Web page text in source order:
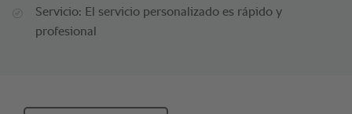
Servicio: El servicio personalizado es rápido y
profesional